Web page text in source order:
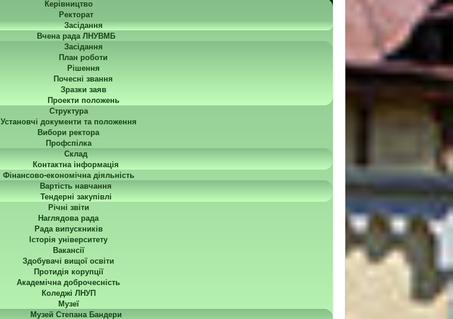
Керівництво
Ректорат
Засідання
Вчена рада ЛНУВМБ
Засідання
План роботи
Рішення
Почесні звання
Зразки заяв
Проекти положень
Структура
Установчі документи та положення
Вибори ректора
Профспілка
Склад
Контактна інформація
Фінансово-економічна діяльність
Вартість навчання
Тендерні закупівлі
Річні звіти
Наглядова рада
Рада випускників
Історія університету
Вакансії
Здобувачі вищої освіти
Протидія корупції
Академічна доброчесність
Коледжі ЛНУП
Музеї
Музей Степана Бандери